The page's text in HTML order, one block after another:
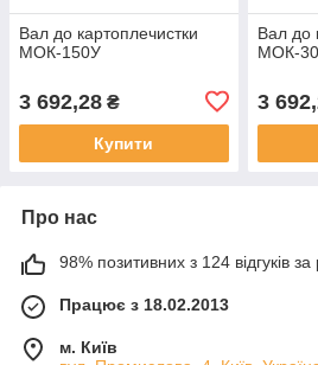
Вал до картоплечистки
МОК-150У
3 692,28 ₴
Купити
Вал до
МОК-
3
Про нас
98% позитивних з 124 відгуків за
Працює з 18.02.2013
м. Київ